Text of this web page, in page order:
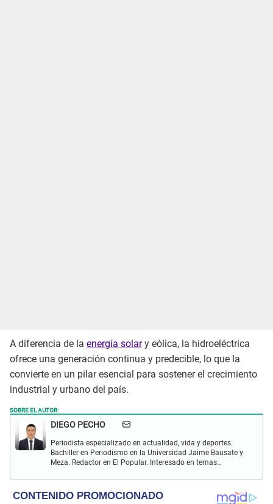
A diferencia de la energía solary eólica, la hidroeléctrica
ofrece una generación continua y predecible, lo que la
convierte en un pilar esencial para sostener el crecimiento
industrial y urbano del país.
SOBRE EL AUTOR:
DIEGO PECHO
Periodista especializado en actualidad, vida y deportes.
Bachiller en Periodismo en la Universidad Jaime Bausate y
Meza. Redactor en El Popular. Interesado en temas
internacional, trucos caseros y educación.